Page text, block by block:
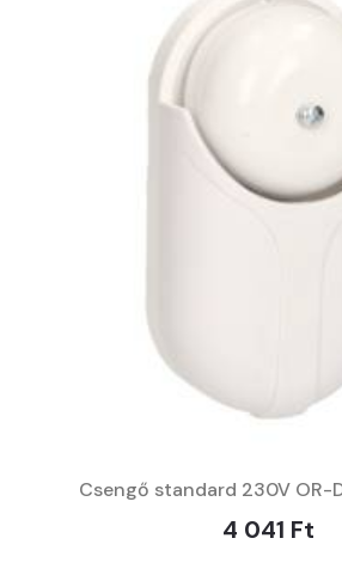
Csengő standard 230V OR-
4 041 Ft